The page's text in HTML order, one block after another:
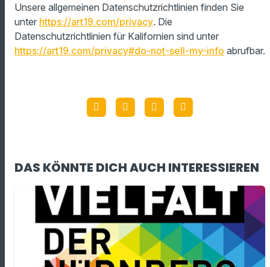
Unsere allgemeinen Datenschutzrichtlinien finden Sie
unter https://art19.com/privacy. Die
Datenschutzrichtlinien für Kalifornien sind unter
https://art19.com/privacy#do-not-sell-my-info abrufbar.
DAS KÖNNTE DICH AUCH INTERESSIEREN